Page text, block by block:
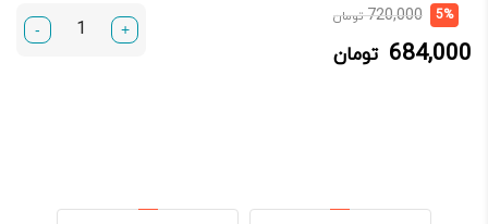
5%
720,000 تومانقیمت
684,000 تومان
قیمت
684,000 تومان.
+
-